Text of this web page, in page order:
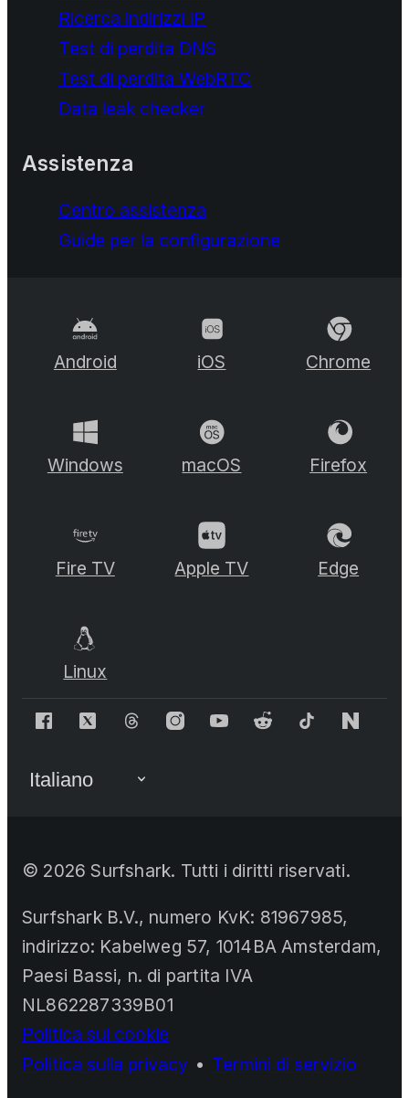
Ricerca indirizzi IP
Test di perdita DNS
Test di perdita WebRTC
Data leak checker
Assistenza
Centro assistenza
Guide per la configurazione
Android iOS Chrome
Windows macOS Firefox
Fire TV Apple TV Edge
Linux
© 2026 Surfshark. Tutti i diritti riservati.
Surfshark B.V., numero KvK: 81967985,
indirizzo: Kabelweg 57, 1014BA Amsterdam,
Paesi Bassi, n. di partita IVA
NL862287339B01
Politica sui cookie
Politica sulla privacy • Termini di servizio